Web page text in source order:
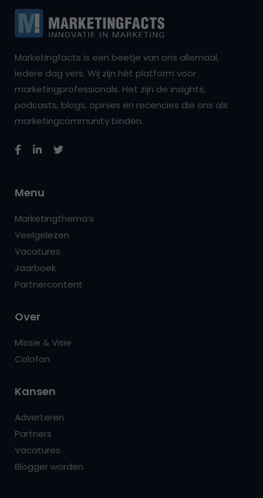
Marketingfacts is een beetje van ons allemaal,
iedere dag vers. Wij zijn hét platform voor
marketingprofessionals. Het zijn de insights,
podcasts, blogs, opinies en recencies die ons als
marketingcommunity binden.
Menu
Marketingthema’s
Veelgelezen
Vacatures
Jaarboek
Partnercontent
Over
Missie & Visie
Colofon
Kansen
Adverteren
Partners
Vacatures
Blogger worden